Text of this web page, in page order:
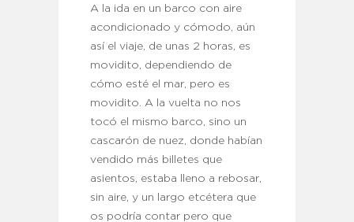
A la ida en un barco con aire
acondicionado y cómodo, aún
así el viaje, de unas 2 horas, es
movidito, dependiendo de
cómo esté el mar, pero es
movidito. A la vuelta no nos
tocó el mismo barco, sino un
cascarón de nuez, donde habían
vendido más billetes que
asientos, estaba lleno a rebosar,
sin aire, y un largo etcétera que
os podría contar pero que